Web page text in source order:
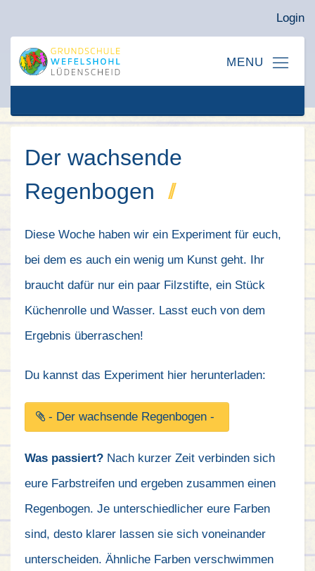
Login
Der wachsende
Regenbogen
Diese Woche haben wir ein Experiment für euch,
bei dem es auch ein wenig um Kunst geht. Ihr
braucht dafür nur ein paar Filzstifte, ein Stück
Küchenrolle und Wasser. Lasst euch von dem
Ergebnis überraschen!
Du kannst das Experiment hier herunterladen:
- Der wachsende Regenbogen -
Was passiert? Nach kurzer Zeit verbinden sich
eure Farbstreifen und ergeben zusammen einen
Regenbogen. Je unterschiedlicher eure Farben
sind, desto klarer lassen sie sich voneinander
unterscheiden. Ähnliche Farben verschwimmen